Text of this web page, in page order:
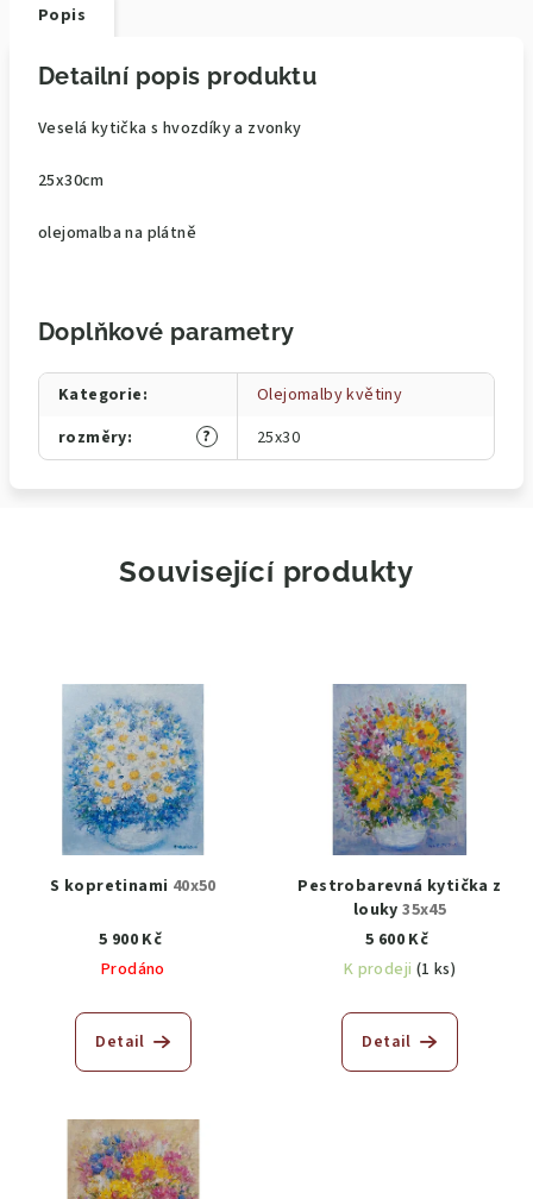
Popis
Detailní popis produktu
Veselá kytička s hvozdíky a zvonky
25x30cm
olejomalba na plátně
Doplňkové parametry
Kategorie:
Olejomalby květiny
?
rozměry: 25x30
Související produkty
S kopretinami 40x50
5 900 Kč
Prodáno
Detail
Pestrobarevná kytička z
louky35x45
5 600 Kč
K prodeji (1 ks)
Detail